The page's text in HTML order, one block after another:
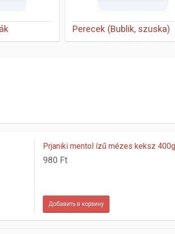
Perecek (Bublik, szuska)
Prjaniki mentol ízű mézes keksz
980 Ft